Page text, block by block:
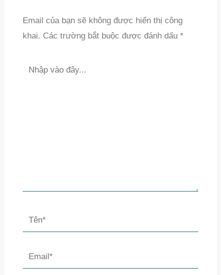
Email của bạn sẽ không được hiển thị công
khai. Các trường bắt buộc được đánh dấu *
Tên*
Email*